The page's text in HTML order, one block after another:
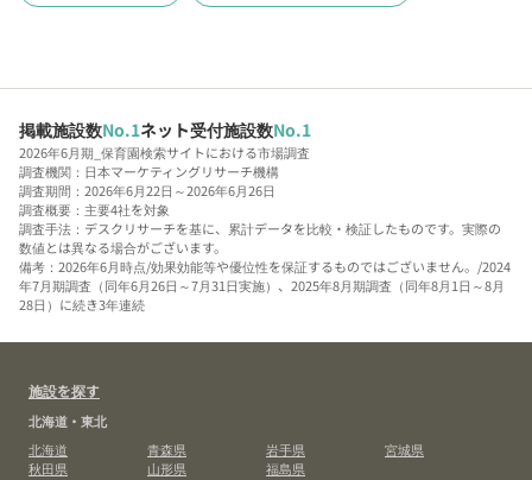
掲載施設数No.1ネット受付施設数No.1
2026年6月期_保育園検索サイトにおける市場調査
調査機関：日本マーケティングリサーチ機構
調査期間：2026年6月22日～2026年6月26日
調査概要：主要4社を対象
調査手法：デスクリサーチを基に、累計データを比較・検証したものです。実際の
数値とは異なる場合がございます。
備考：2026年6月時点/効果効能等や優位性を保証するものではございません。/2024
年7月期調査（同年6月26日～7月31日実施）、2025年8月期調査（同年8月1日～8月
28日）に続き3年連続
施設を探す
北海道・東北
北海道
青森県 岩手県
宮城県
秋田県
山形県
福島県